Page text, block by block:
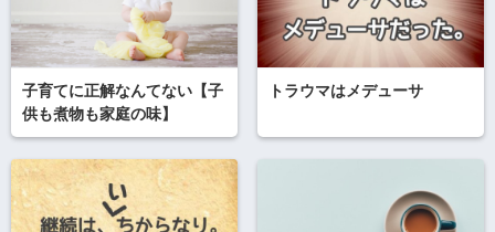
子育てに正解なんてない【子
供も煮物も家庭の味】
トラウマはメデューサ